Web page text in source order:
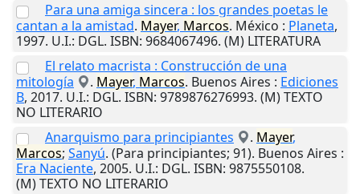
Para una amiga sincera : los grandes poetas le
cantan a la amistad. Mayer, Marcos. México : Planeta,
1997. U.I.: DGL. ISBN: 9684067496. (M) LITERATURA
El relato macrista : Construcción de una
mitología
. Mayer, Marcos. Buenos Aires : Ediciones
B, 2017. U.I.: DGL. ISBN: 9789876276993. (M) TEXTO
NO LITERARIO
Anarquismo para principiantes
. Mayer,
Marcos; Sanyú. (Para principiantes; 91). Buenos Aires :
Era Naciente, 2005. U.I.: DGL. ISBN: 9875550108.
(M) TEXTO NO LITERARIO